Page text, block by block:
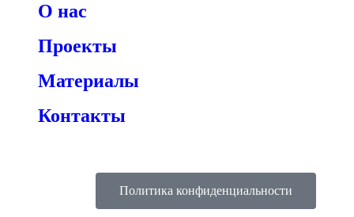
О нас
Проекты
Материалы
Контакты
Политика конфиденциальности